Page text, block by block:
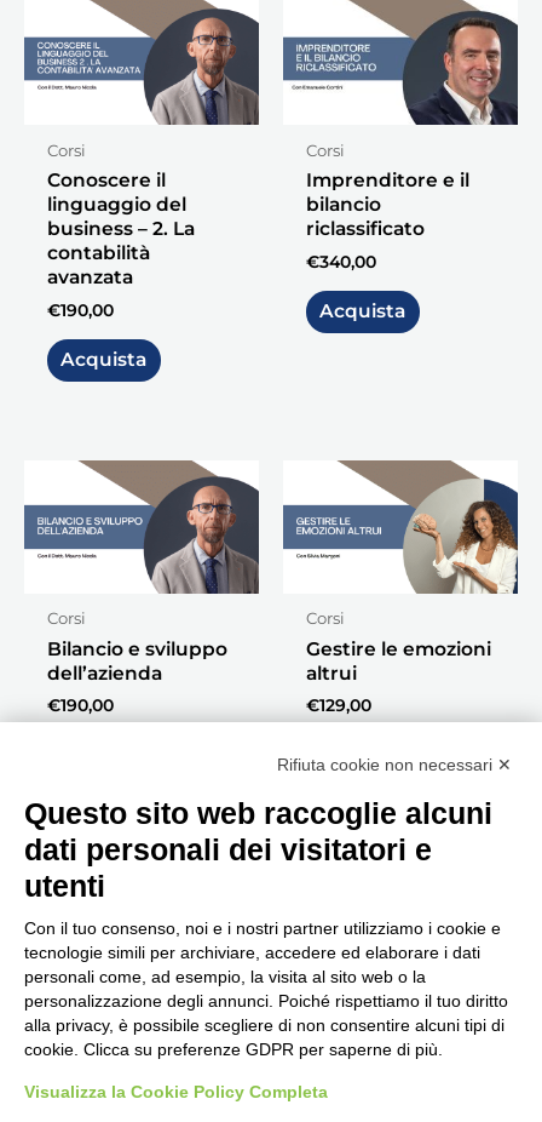
Corsi
Conoscere il
linguaggio del
business – 2. La
contabilità
avanzata
€190,00
Acquista
Corsi
Imprenditore e il
bilancio
riclassificato
€340,00
Acquista
Corsi
Bilancio e sviluppo
dell’azienda
€190,00
Corsi
Gestire le emozioni
altrui
€129,00
Acquista
Seguici, siamo in continuo
aggiornamento...
Rifiuta cookie non necessari ✕
Questo sito web raccoglie alcuni
dati personali dei visitatori e
utenti
Con il tuo consenso, noi e i nostri partner utilizziamo i cookie e
tecnologie simili per archiviare, accedere ed elaborare i dati
personali come, ad esempio, la visita al sito web o la
personalizzazione degli annunci. Poiché rispettiamo il tuo diritto
alla privacy, è possibile scegliere di non consentire alcuni tipi di
cookie. Clicca su preferenze GDPR per saperne di più.
Visualizza la Cookie Policy Completa